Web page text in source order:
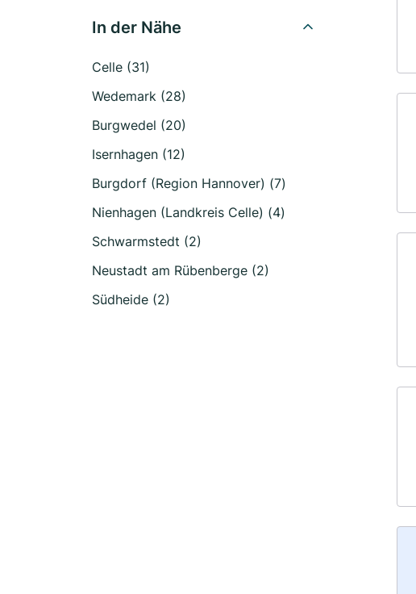
In der Nähe
Celle (31)
Wedemark (28)
Burgwedel (20)
Isernhagen (12)
Burgdorf (Region Hannover) (7)
Nienhagen (Landkreis Celle) (4)
Schwarmstedt (2)
Neustadt am Rübenberge (2)
Südheide (2)